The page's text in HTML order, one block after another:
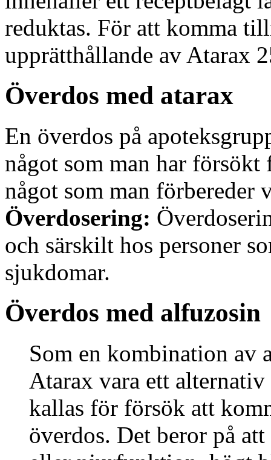
reduktas. För att komma
upprätthållande av Atarax
Överdos med atarax
En överdos på
något som man har
något som man förbereder
Överdosering:
och särskilt hos personer
sjukdomar.
Överdos med alfuzosin
Som en kombination av
Atarax vara ett
kallas för försök att
överdos. Det beror på